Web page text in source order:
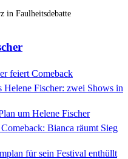
in Faulheitsdebatte
feiert Comeback
Helene Fischer: zwei Shows in
um Helene Fischer
Bianca räumt Sieg
für sein Festival enthüllt